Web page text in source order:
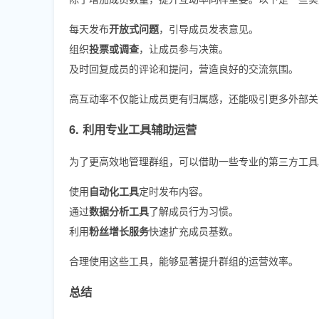
每天发布开放式问题，引导成员发表意见。
组织投票或调查，让成员参与决策。
及时回复成员的评论和提问，营造良好的交流氛围。
高互动率不仅能让成员更有归属感，还能吸引更多外部关
6. 利用专业工具辅助运营
为了更高效地管理群组，可以借助一些专业的第三方工具
使用自动化工具定时发布内容。
通过数据分析工具了解成员行为习惯。
利用粉丝增长服务快速扩充成员基数。
合理使用这些工具，能够显著提升群组的运营效率。
总结